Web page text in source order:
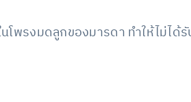
พรงมดลูกของมารดา ทำให้ไม่ได้